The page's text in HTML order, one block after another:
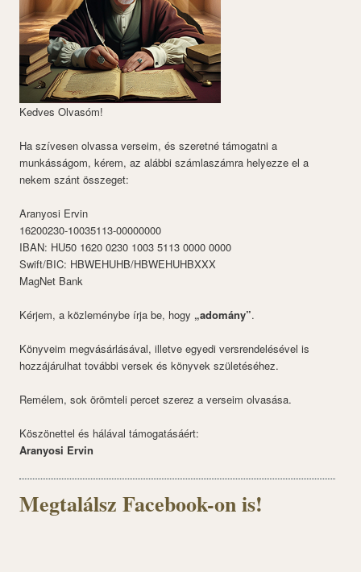
Kedves Olvasóm!
Ha szívesen olvassa verseim, és szeretné támogatni a
munkásságom, kérem, az alábbi számlaszámra helyezze el a
nekem szánt összeget:
Aranyosi Ervin
16200230-10035113-00000000
IBAN: HU50 1620 0230 1003 5113 0000 0000
Swift/BIC: HBWEHUHB/HBWEHUHBXXX
MagNet Bank
Kérjem, a közleménybe írja be, hogy „adomány”.
Könyveim megvásárlásával, illetve egyedi versrendelésével is
hozzájárulhat további versek és könyvek születéséhez.
Remélem, sok örömteli percet szerez a verseim olvasása.
Köszönettel és hálával támogatásáért:
Aranyosi Ervin
Megtalálsz Facebook-on is!